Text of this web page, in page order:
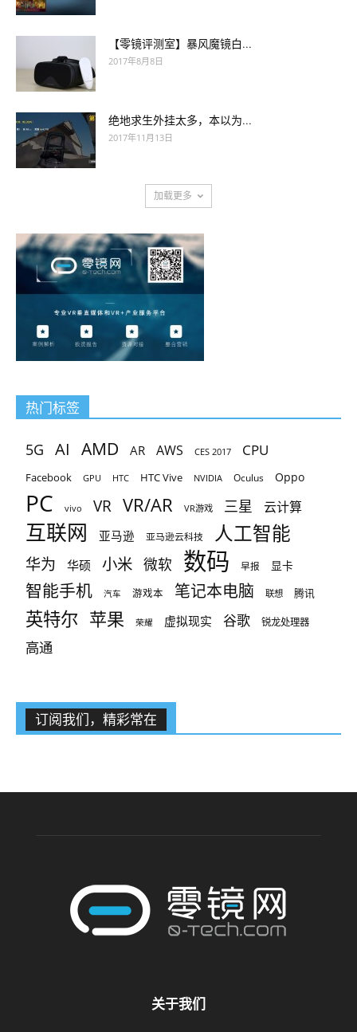
【零镜评测室】暴风魔镜白...
2017年8月8日
绝地求生外挂太多，本以为...
2017年11月13日
加载更多
热门标签
5G AI AMD AR AWS CES 2017 CPU
Facebook GPU HTC HTC Vive NVIDIA Oculus Oppo
PC vivo VR VR/AR VR游戏 三星 云计算
互联网 亚马逊 亚马逊云科技 人工智能
华为 华硕 小米 微软 数码 早报 显卡
智能手机 汽车 游戏本 笔记本电脑 联想 腾讯
英特尔 苹果 荣耀 虚拟现实 谷歌 锐龙处理器
高通
订阅我们，精彩常在
关于我们